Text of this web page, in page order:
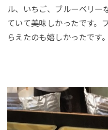
ル、いちご、ブルーベリー
ていて美味しかったです。
らえたのも嬉しかったです。